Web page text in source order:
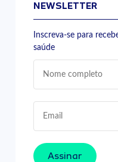
NEWSLETTER
Inscreva-se para
saúde
Assinar